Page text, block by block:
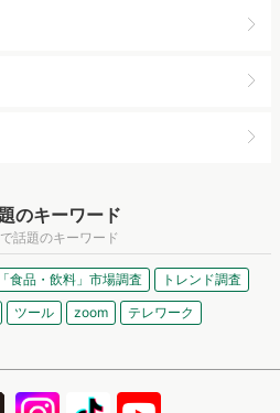
のキーワード
話題のキーワード
「食品・飲料」市場調査
トレンド調査
ツール zoom テレワーク